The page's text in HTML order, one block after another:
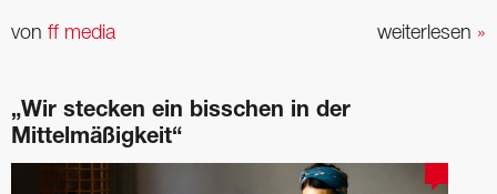
weiterlesen »
von ff media
„Wir stecken ein ­bisschen in der
Mittelmäßigkeit“